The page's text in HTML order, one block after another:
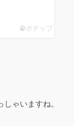
ポチップ
ゃいますね。